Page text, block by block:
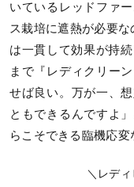
いているレッドファ
ス栽培に遮熱が必要
は一貫して効果が持
まで『レディクリー
せば良い。万が一、
ともできるんですよ
らこそできる臨機応変
＼レデ